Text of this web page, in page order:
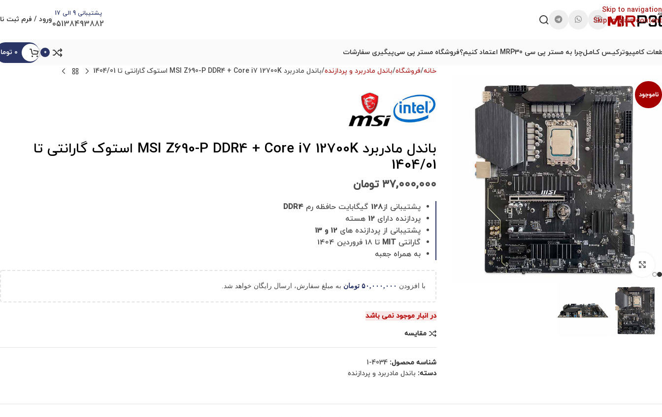
Skip to navigation
Skip to main content
پشتیبانی 9 الی 17
05138493882ورود / فرم ثبت
کامپیوترکیـس کـامـلچرا به مستر پی سی MRP30 اعتماد کنیم؟ فروشگاه مستر پی سیپیگیری سفارشات 0 ۰
ناموجود
برای بزرگنمایی کلیک کنید
خانه فروشگاه باندل مادربرد و پردازنده باندل مادربرد MSI Z690-P DDR4 + Core i7 12700K استوک گارانتی تا 1404/01
باندل مادربرد MSI Z690-P DDR4 + Core i7 12700K استوک گارانتی تا
1404/01
۳۷,۰۰۰,۰۰۰ تومان
پشتیبانی از128 گیگابایت حافظه رم
پردازنده دارای 12 هسته
پشتیبانی از پردازنده های 12 و 13
گارانتی MIT تا 18 فروردین 1404
به همراه جعبه
با افزودن ۵۰,۰۰۰,۰۰۰ تومان به مبلغ سفارش، ارسال رایگان خواهد شد.
در انبار موجود نمی باشد
مقایسه
شناسه محصول: 4034-1
دسته: باندل مادربرد و پردازنده